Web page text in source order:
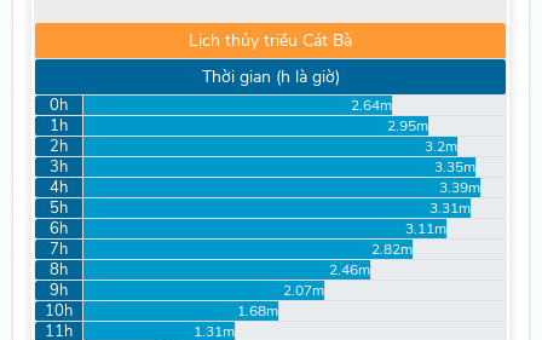
Lịch thủy triều Cát Bà
Thời gian (h là giờ)
0h 2.64m
1h 2.95m
2h 3.2m
3h 3.35m
4h 3.39m
5h 3.31m
6h 3.11m
7h 2.82m
8h 2.46m
9h 2.07m
10h 1.68m
11h 1.31m